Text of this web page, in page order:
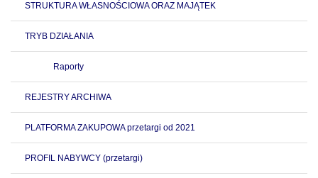
STRUKTURA WŁASNOŚCIOWA ORAZ MAJĄTEK
TRYB DZIAŁANIA
Raporty
REJESTRY ARCHIWA
PLATFORMA ZAKUPOWA przetargi od 2021
PROFIL NABYWCY (przetargi)